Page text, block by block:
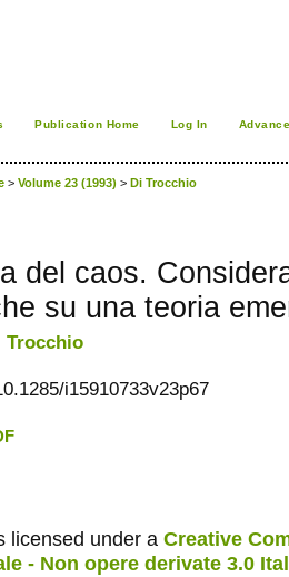
Publication Home Log In
> Volume 23 (1993) > Di Trocchio
del caos.
su una teoria
Trocchio
i15910733v23p67
licensed under a Creative
- Non opere derivate 3.0